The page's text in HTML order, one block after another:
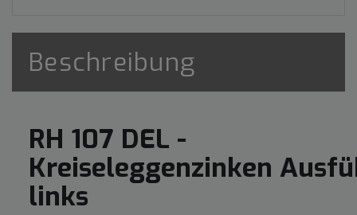
Beschreibung
RH 107 DEL -
Kreiseleggenzinken
links